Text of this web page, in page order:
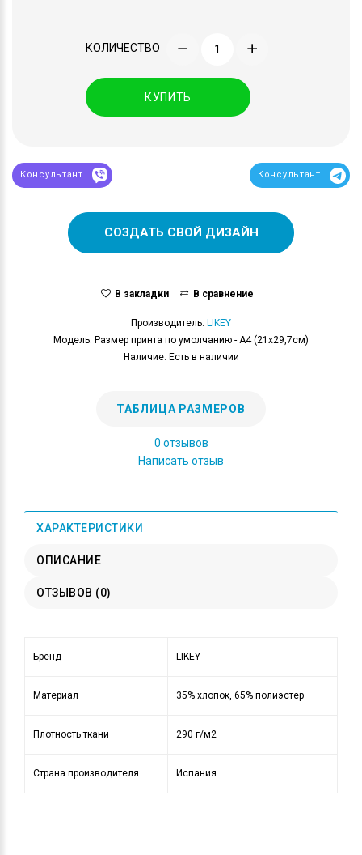
КОЛИЧЕСТВО
КУПИТЬ
Консультант Консультант
СОЗДАТЬ СВОЙ ДИЗАЙН
В закладки В сравнение
Производитель: LIKEY
Модель: Размер принта по умолчанию - А4 (21x29,7см)
Наличие: Есть в наличии
ТАБЛИЦА РАЗМЕРОВ
0 отзывов
Написать отзыв
ХАРАКТЕРИСТИКИ
ОПИСАНИЕ
ОТЗЫВОВ (0)
Бренд LIKEY
Материал 35% хлопок, 65% полиэстер
Плотность ткани 290 г/м2
Страна производителя Испания